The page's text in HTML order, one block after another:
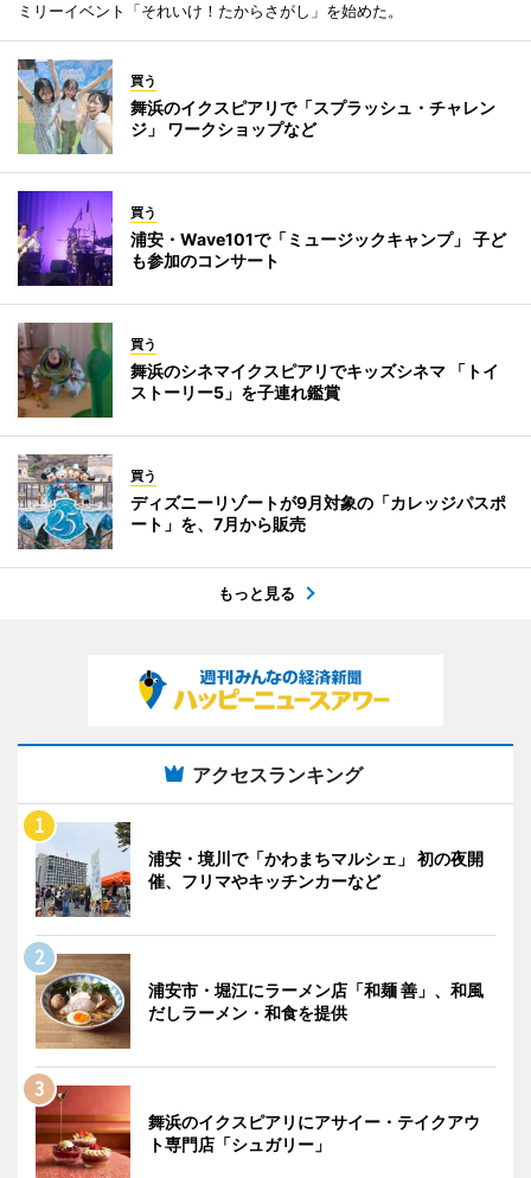
ミリーイベント「それいけ！たからさがし」を始めた。
買う
舞浜のイクスピアリで「スプラッシュ・チャレン
ジ」 ワークショップなど
買う
浦安・Wave101で「ミュージックキャンプ」 子ど
も参加のコンサート
買う
舞浜のシネマイクスピアリでキッズシネマ 「トイ
ストーリー5」を子連れ鑑賞
買う
ディズニーリゾートが9月対象の「カレッジパスポ
ート」を、7月から販売
もっと見る
アクセスランキング
浦安・境川で「かわまちマルシェ」 初の夜開
催、フリマやキッチンカーなど
浦安市・堀江にラーメン店「和麺 善」、和風
だしラーメン・和食を提供
舞浜のイクスピアリにアサイー・テイクアウ
ト専門店「シュガリー」